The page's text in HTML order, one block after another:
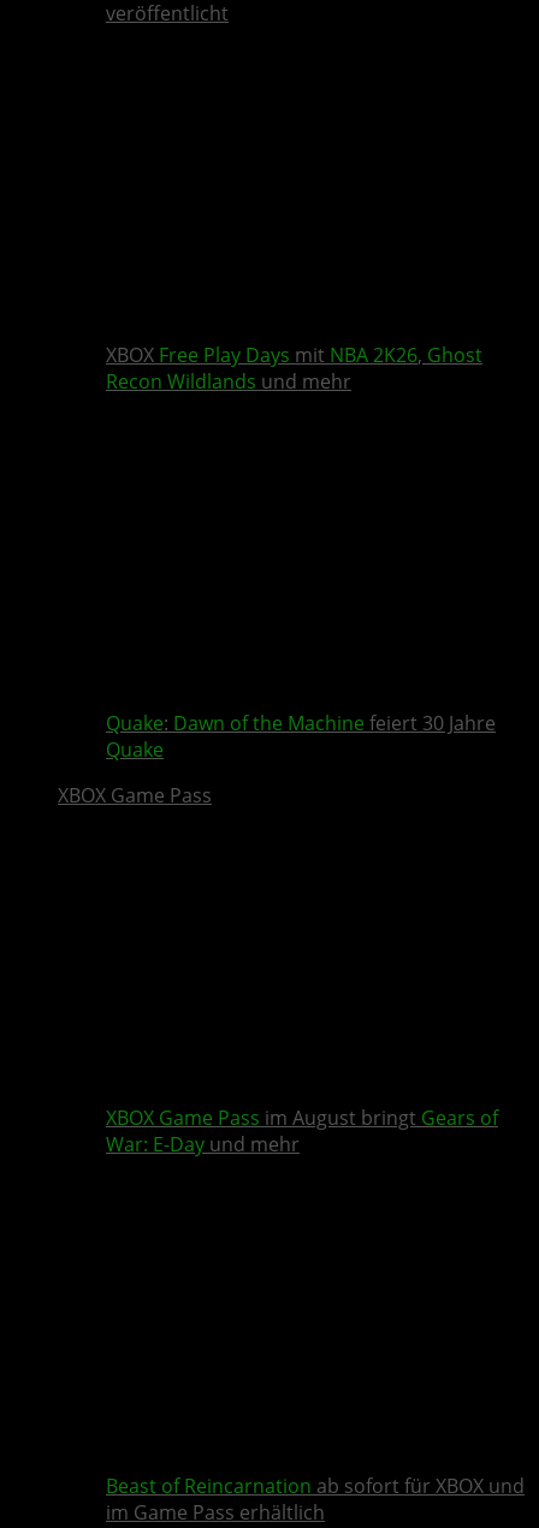
veröffentlicht
XBOX Free Play Days mit NBA 2K26, Ghost
Recon Wildlands und mehr
Quake: Dawn of the Machine feiert 30 Jahre
Quake
XBOX Game Pass
XBOX Game Pass im August bringt Gears of
War: E-Day und mehr
Beast of Reincarnation ab sofort für XBOX und
im Game Pass erhältlich